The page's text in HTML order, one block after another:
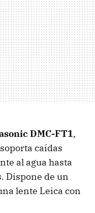
DMC-FT1,
caídas
al agua hasta
Dispone de un
lente Leica con